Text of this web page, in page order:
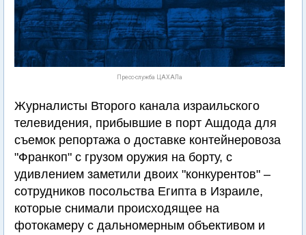
Пресс-служба ЦАХАЛа
Журналисты Второго канала израильского
телевидения, прибывшие в порт Ашдода для
съемок репортажа о доставке контейнеровоза
"Франкоп" с грузом оружия на борту, с
удивлением заметили двоих "конкурентов" –
сотрудников посольства Египта в Израиле,
которые снимали происходящее на
фотокамеру с дальномерным объективом и